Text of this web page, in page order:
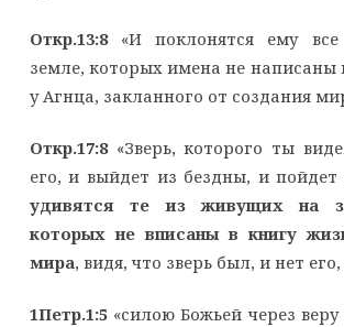
Откр.13:8«И поклонятся ему
земле, которых имена не написаны
у Агнца, закланного от создания
Откр.17:8«Зверь, которого ты
его, и выйдет из бездны, и пойдет
удивятся те из живущих на
которых не вписаны в книгу
мира, видя, что зверь был, и нет его,
1Петр.1:5«силою Божьей через